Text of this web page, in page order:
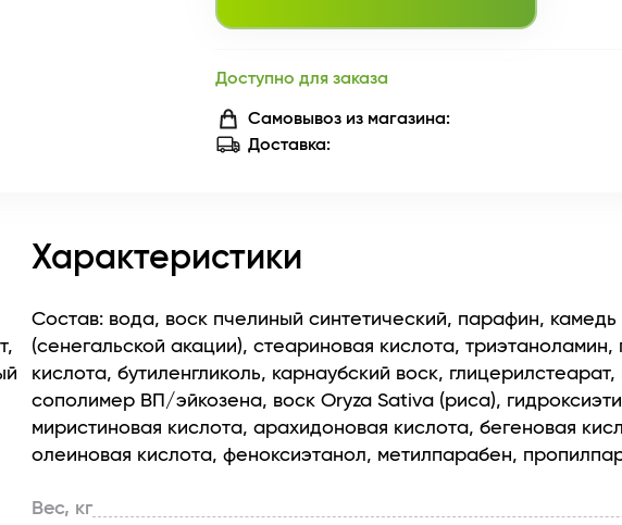
Доступно для заказа
Самовывоз из магазина:
Доставка:
Характеристики
Состав: вода, воск пчелиный синтетический, парафин,
(сенегальской акации), стеариновая кислота, триэтаноламин,
кислота, бутиленгликоль, карнаубский воск, глицерилстеарат,
сополимер ВП/эйкозена, воск Oryza Sativa (риса),
миристиновая кислота, арахидоновая кислота, бегеновая
олеиновая кислота, феноксиэтанол, метилпарабен,
Вес, кг